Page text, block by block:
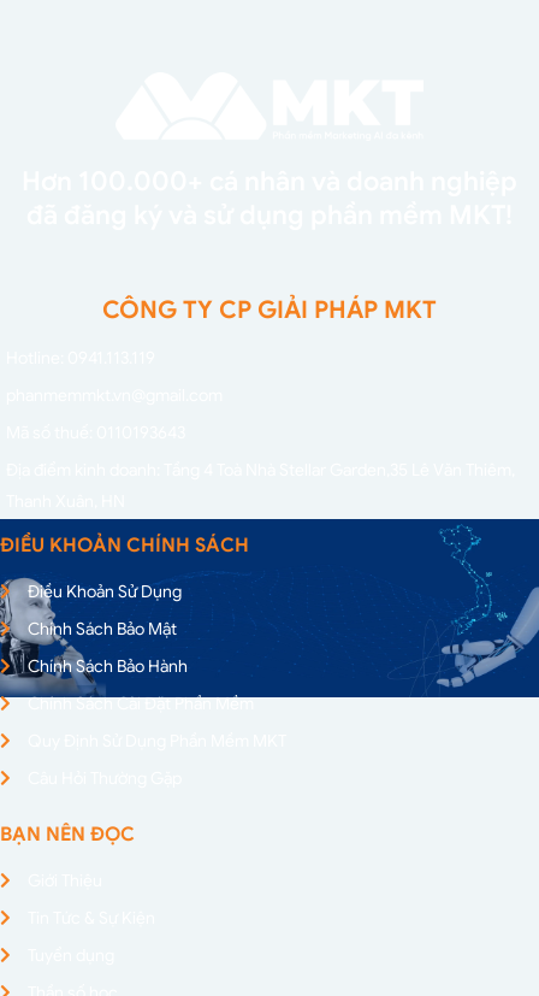
CÔNG TY CP GIẢI PHÁP MKT
ĐIỀU KHOẢN CHÍNH SÁCH
Điều Khoản Sử Dụng
Chính Sách Bảo Mật
Chính Sách Bảo Hành
Chính Sách Cài Đặt Phần Mềm
BẠN NÊN ĐỌC